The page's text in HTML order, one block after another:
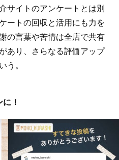
サイトのアンケートとは別
ートの回収と活用にも力を
の言葉や苦情は全店で共有
あり、さらなる評価アップ
う。
！